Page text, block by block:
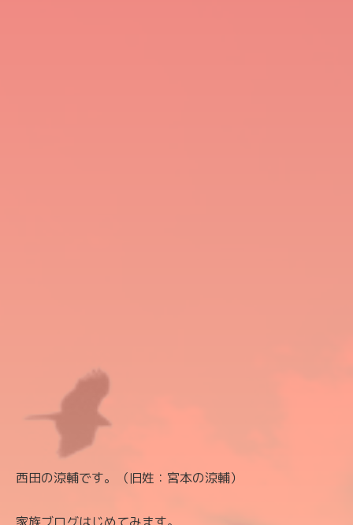
西田の涼輔です。（旧姓：宮本の涼輔）